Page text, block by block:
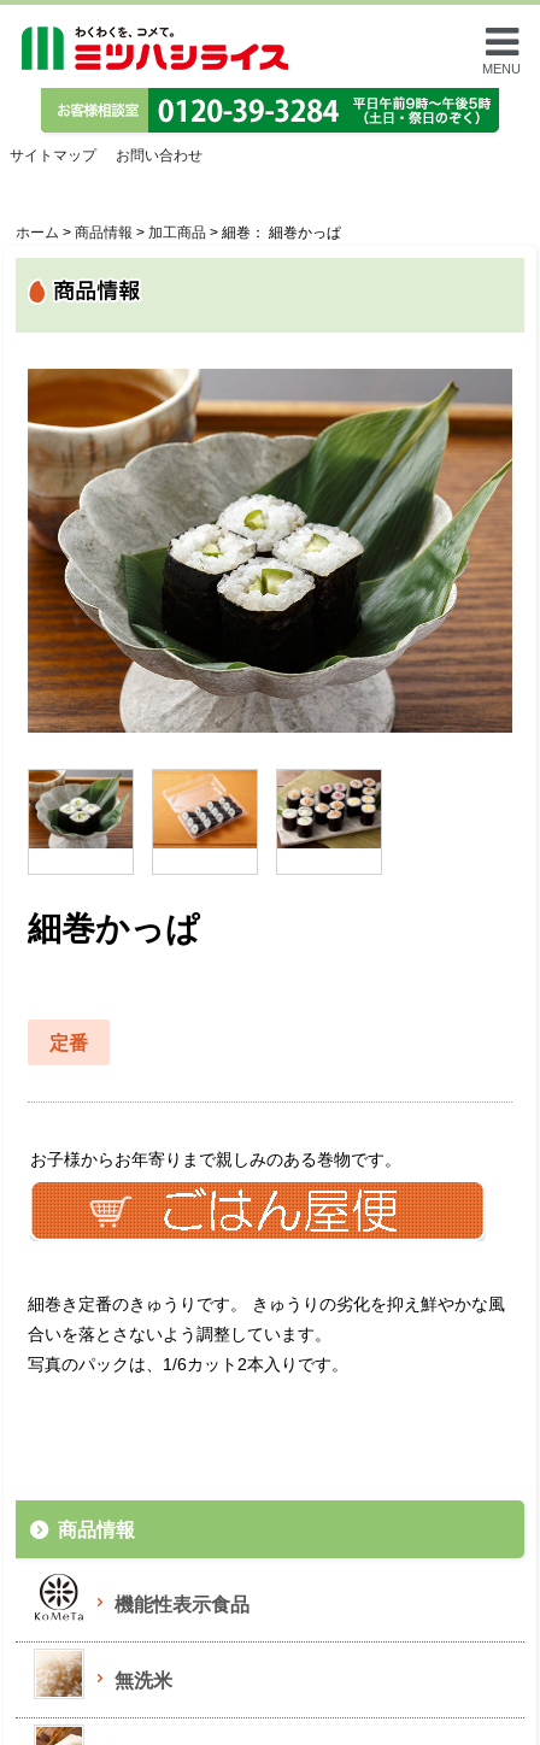
MENU
サイトマップ お問い合わせ
ホーム > 商品情報 > 加工商品 > 細巻： 細巻かっぱ
細巻かっぱ
定番
お子様からお年寄りまで親しみのある巻物です。
細巻き定番のきゅうりです。 きゅうりの劣化を抑え鮮やかな風
合いを落とさないよう調整しています。
写真のパックは、1/6カット2本入りです。
商品情報
機能性表示食品
無洗米